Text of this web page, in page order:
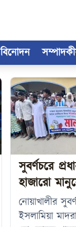
বিনোদন
সুবর্ণচরে
হাজারো
নোয়াখালীর
ইসলামিয়া